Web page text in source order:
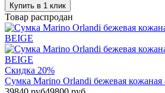
Купить в 1 клик
Товар распродан
Скидка 20%
Сумка Marino Orlandi бежевая